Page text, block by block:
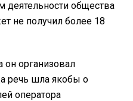
деятельности общества
не получил более 18
он организовал
речь шла якобы о
оператора